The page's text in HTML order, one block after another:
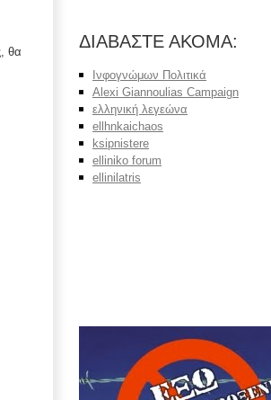
θα
ΔΙΑΒΑΣΤΕ ΑΚΟΜΑ:
Ινφογνώμων Πολιτικά
Alexi Giannoulias Campaign
ελληνική λεγεώνα
ellhnkaichaos
ksipnistere
elliniko forum
ellinilatris